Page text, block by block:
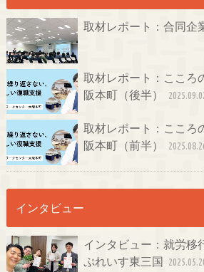
取材レポート：合同企
取材レポート：こころ
阪本町（後半）
取材レポート：こころ
阪本町（前半）
インタビュー
インタビュー：就労
ぷれいす東三国